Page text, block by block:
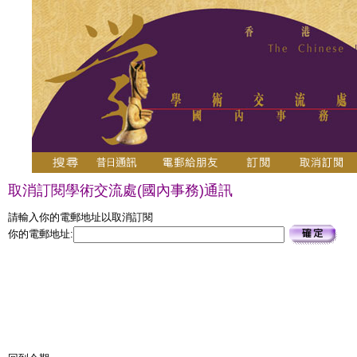
取消訂閱學術交流處(國內事務)通訊
請輸入你的電郵地址以取消訂閱
你的電郵地址: